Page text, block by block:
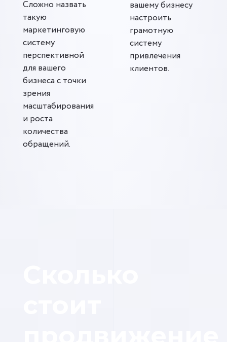
Сложно назвать
такую
маркетинговую
систему
перспективной
для вашего
бизнеса с точки
зрения
масштабирования
и роста
количества
обращений.
вашему бизнесу
настроить
грамотную
систему
привлечения
клиентов.